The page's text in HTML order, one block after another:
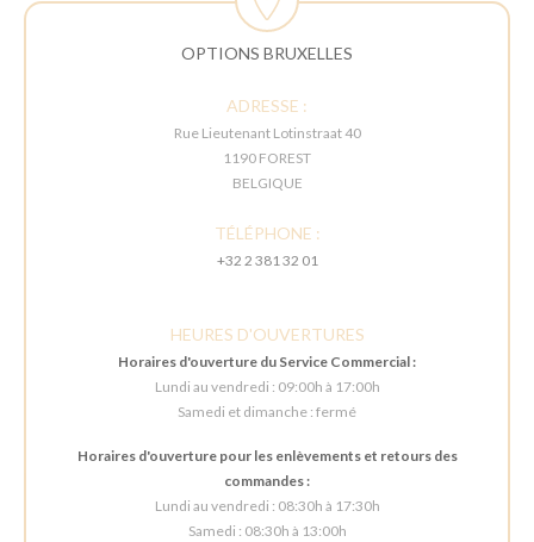
OPTIONS BRUXELLES
ADRESSE :
Rue Lieutenant Lotinstraat 40
1190 FOREST
BELGIQUE
TÉLÉPHONE :
+32 2 381 32 01
HEURES D'OUVERTURES
Horaires d'ouverture du Service Commercial :
Lundi au vendredi : 09:00h à 17:00h
Samedi et dimanche : fermé
Horaires d'ouverture pour les enlèvements et retours des
commandes :
Lundi au vendredi : 08:30h à 17:30h
Samedi : 08:30h à 13:00h